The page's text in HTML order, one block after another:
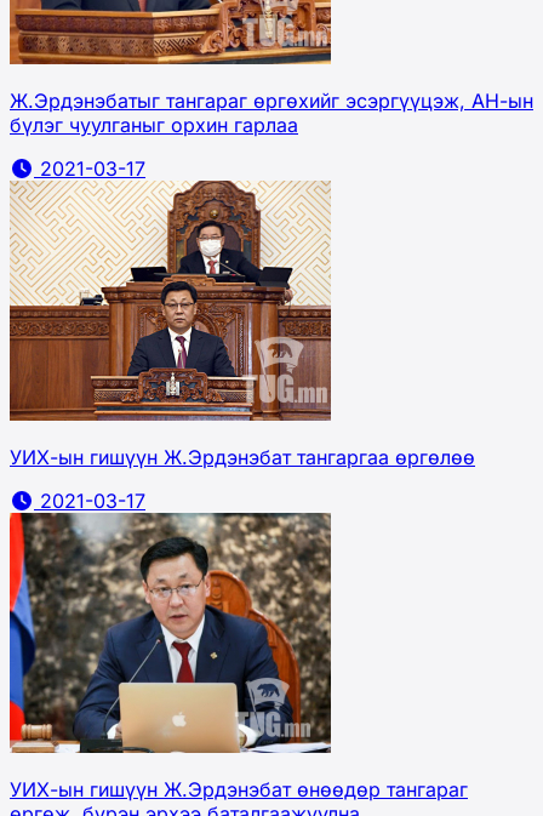
Ж.Эрдэнэбатыг тангараг өргөхийг эсэргүүцэж, АН-ын
бүлэг чуулганыг орхин гарлаа
2021-03-17
УИХ-ын гишүүн Ж.Эрдэнэбат тангаргаа өргөлөө
2021-03-17
УИХ-ын гишүүн Ж.Эрдэнэбат өнөөдөр тангараг